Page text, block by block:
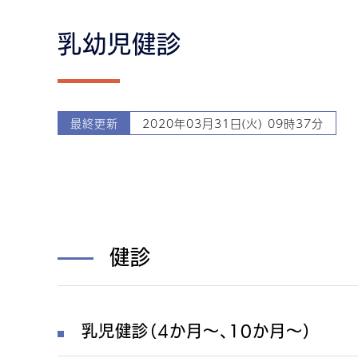
乳幼児健診
最終更新 2020年03月31日(火) 09時37分
健診
乳児健診（4か月～、10か月～）